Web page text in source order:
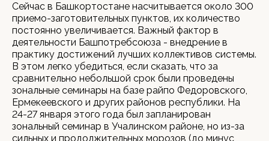
Сейчас в Башкортостане насчитывается около 300
приемо-заготовительных пунктов, их количество
постоянно увеличивается. Важный фактор в
деятельности Башпотребсоюза - внедрение в
практику достижений лучших коллективов системы.
В этом легко убедиться, если сказать, что за
сравнительно небольшой срок были проведены
зональные семинары на базе райпо Федоровского,
Ермекеевского и других районов республики. На
24-27 января этого года был запланирован
зональный семинар в Учалинском районе, но из-за
сильных и продолжительных морозов (до минус